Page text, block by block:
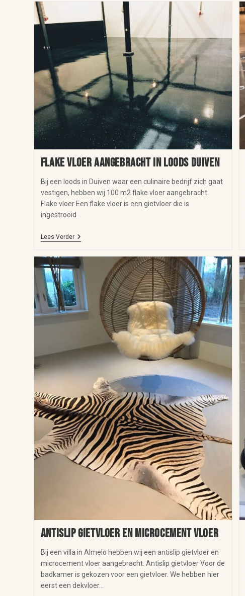
Flake vloer aangebracht in loods Duiven
Bij een loods in Duiven waar een culinaire bedrijf zich gaat
vestigen, hebben wij 100 m2 flake vloer aangebracht.
Flake vloer Een flake vloer is een gietvloer die is
ingestrooid…
Lees Verder
Antislip gietvloer en microcement vloer
Bij een villa in Almelo hebben wij een antislip gietvloer en
microcement vloer aangebracht. Antislip gietvloer Voor de
badkamer is gekozen voor een gietvloer. We hebben hier
eerst een dekvloer…